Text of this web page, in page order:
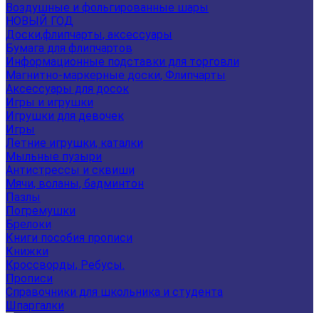
Воздушные и фольгированные шары
НОВЫЙ ГОД
Доски,флипчарты, аксессуары
Бумага для флипчартов
Информационные подставки для торговли
Магнитно-маркерные доски, Флипчарты
Аксессуары для досок
Игры и игрушки
Игрушки для девочек
Игры
Летние игрушки, каталки
Мыльные пузыри
Антистрессы и сквиши
Мячи, воланы, бадминтон
Пазлы
Погремушки
Брелоки
Книги пособия прописи
Книжки
Кроссворды, Ребусы.
Прописи
Справочники для школьника и студента
Шпаргалки